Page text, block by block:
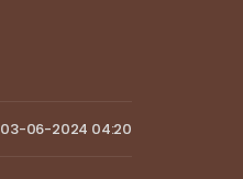
03-06-2024 04:20